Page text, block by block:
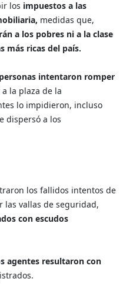
los impuestos a las
medidas que,
a los pobres ni a la clase
más ricas del país.
intentaron romper
la plaza de la
lo impidieron, incluso
dispersó a los
los fallidos intentos de
las vallas de seguridad,
con escudos
agentes resultaron con